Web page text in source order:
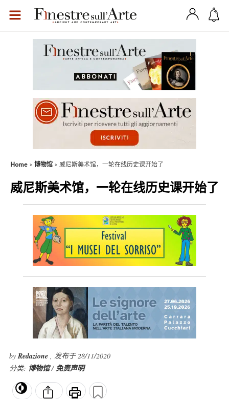
Home 博物馆 威尼斯美术馆，一轮在线历史课开始了
威尼斯美术馆，一轮在线历史课开始了
byRedazione , 发布于 28/11/2020
分类: 博物馆/免责声明